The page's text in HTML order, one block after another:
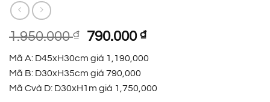
1.950.000₫
Giá
là:
1.950.000 ₫.
790.000₫Giá
tại
790.000 ₫.
Mã A: D45xH30cm giá 1,190,000
Mã B: D30xH35cm giá 790,000
Mã Cvà D: D30xH1m giá 1,750,000